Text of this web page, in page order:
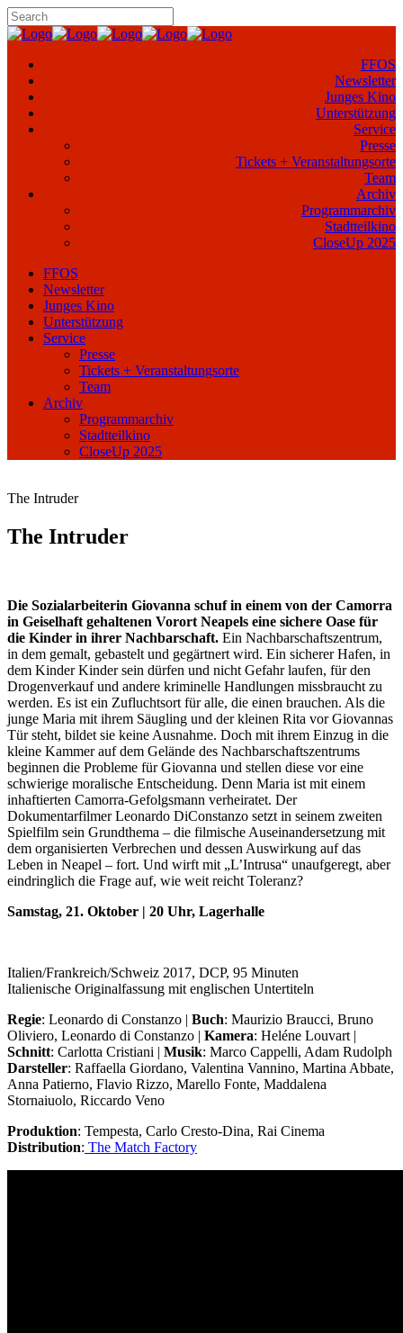
FFOS
Newsletter
Junges Kino
Unterstützung
Service
Presse
Tickets + Veranstaltungsorte
Team
Archiv
Programmarchiv
Stadtteilkino
CloseUp 2025
FFOS
Newsletter
Junges Kino
Unterstützung
Service
Presse
Tickets + Veranstaltungsorte
Team
Archiv
Programmarchiv
Stadtteilkino
CloseUp 2025
The Intruder
The Intruder
Die Sozialarbeiterin Giovanna schuf in einem von der Camorra
in Geiselhaft gehaltenen Vorort Neapels eine sichere Oase für
die Kinder in ihrer Nachbarschaft. Ein Nachbarschaftszentrum,
in dem gemalt, gebastelt und gegärtnert wird. Ein sicherer Hafen, in
dem Kinder Kinder sein dürfen und nicht Gefahr laufen, für den
Drogenverkauf und andere kriminelle Handlungen missbraucht zu
werden. Es ist ein Zufluchtsort für alle, die einen brauchen. Als die
junge Maria mit ihrem Säugling und der kleinen Rita vor Giovannas
Tür steht, bildet sie keine Ausnahme. Doch mit ihrem Einzug in die
kleine Kammer auf dem Gelände des Nachbarschaftszentrums
beginnen die Probleme für Giovanna und stellen diese vor eine
schwierige moralische Entscheidung. Denn Maria ist mit einem
inhaftierten Camorra-Gefolgsmann verheiratet. Der
Dokumentarfilmer Leonardo DiConstanzo setzt in seinem zweiten
Spielfilm sein Grundthema – die filmische Auseinandersetzung mit
dem organisierten Verbrechen und dessen Auswirkung auf das
Leben in Neapel – fort. Und wirft mit „L’Intrusa“ unaufgeregt, aber
eindringlich die Frage auf, wie weit reicht Toleranz?
Samstag, 21. Oktober | 20 Uhr, Lagerhalle
Italien/Frankreich/Schweiz 2017, DCP, 95 Minuten
Italienische Originalfassung mit englischen Untertiteln
Regie: Leonardo di Constanzo | Buch: Maurizio Braucci, Bruno
Oliviero, Leonardo di Constanzo | Kamera: Heléne Louvart |
Schnitt: Carlotta Cristiani | Musik: Marco Cappelli, Adam Rudolph
Darsteller: Raffaella Giordano, Valentina Vannino, Martina Abbate,
Anna Patierno, Flavio Rizzo, Marello Fonte, Maddalena
Stornaiuolo, Riccardo Veno
Produktion: Tempesta, Carlo Cresto-Dina, Rai Cinema
Distribution: The Match Factory